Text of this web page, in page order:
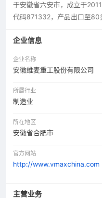
于安徽省六安市，成立于
代码871332，产品出口至80
企业信息
企业名称
安徽维麦重工股份有限公司
所属行业
制造业
所在地区
安徽省合肥市
官方网站
http://www.vmaxchina.com
主营业务